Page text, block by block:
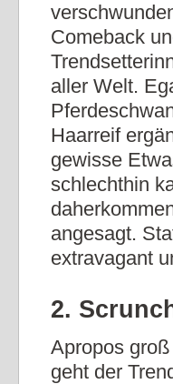
Comeback
aller Welt.
Haarreif
gewisse
schlechthin
angesagt.
extravagant
2.
Apropos
geht der